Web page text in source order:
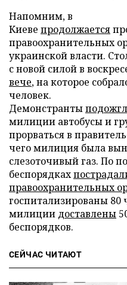
Напомним, в
Киеве продолжается
правоохранительных
украинской власти.
с новой силой в
вече, на которое
человек.
Демонстранты
милиции автобусы и
прорваться в
чего милиция была
слезоточивый газ. По
беспорядках
правоохранительных
госпитализированы 80
милиции доставлены
беспорядков.
СЕЙЧАС ЧИТАЮТ